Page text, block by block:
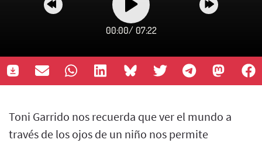
00:00/ 07:22
Toni Garrido nos recuerda que ver el mundo a
través de los ojos de un niño nos permite